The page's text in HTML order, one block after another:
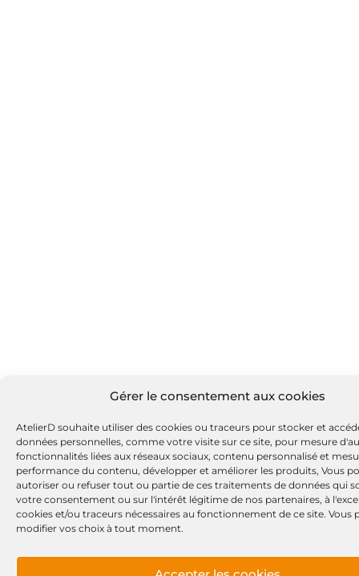
Gérer le consentement aux cookies
AtelierD souhaite utiliser des cookies ou traceurs pour stocker et
données personnelles, comme votre visite sur ce site, pour mesure
fonctionnalités liées aux réseaux sociaux, contenu personnalisé et
performance du contenu, développer et améliorer les produits, Vous
autoriser ou refuser tout ou partie de ces traitements de données qui
votre consentement ou sur l'intérêt légitime de nos partenaires, à
cookies et/ou traceurs nécessaires au fonctionnement de ce site. Vous
modifier vos choix à tout moment.